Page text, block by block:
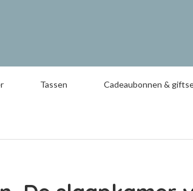
Tassen Cadeaubonnen &